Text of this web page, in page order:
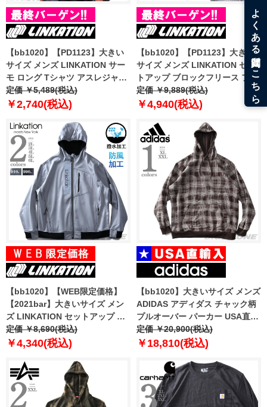
【bb1020】【PD1123】大きい
サイズ メンズ LINKATION サー
モ ロング Tシャツ アスレジャー
スポーツウェア la-t220416
定価 ￥5,489(税込)
￥2,740(税込)
【bb1020】【PD1123】大きい
サイズ メンズ LINKATION セッ
トアップ ブロックフリース フル
ジップ パーカー ストレッチ 防風
機能 アスレジャー スポーツウェ
定価 ￥9,889(税込)
￥4,940(税込)
【bb1020】【WEB限定価格】
【2021bar】大きいサイズ メン
ズ LINKATION セットアップ 防
風 フルジップ カット パーカー
撥水加工 アスレジャー スポーツ
定価 ￥8,690(税込)
￥4,340(税込)
【bb1020】大きいサイズ メンズ
ADIDAS アディダス チャック柄
プルオーバー パーカー USA直輸
入 hk2750
定価 ￥20,900(税込)
￥18,810(税込)